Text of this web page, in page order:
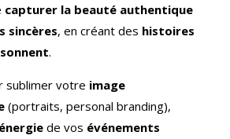
capturer la beauté authentique
sincères, en créant des histoires
.
sublimer votre image
(portraits, personal branding),
de vos événements